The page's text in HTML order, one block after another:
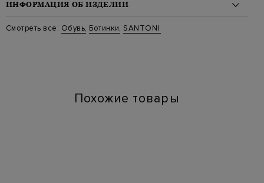
ИНФОРМАЦИЯ ОБ ИЗДЕЛИИ
Материал: кожа 100%, мех 100%
На модели: Размер 41
Смотреть все: Обувь, Ботинки, SANTONI
Похожие товары